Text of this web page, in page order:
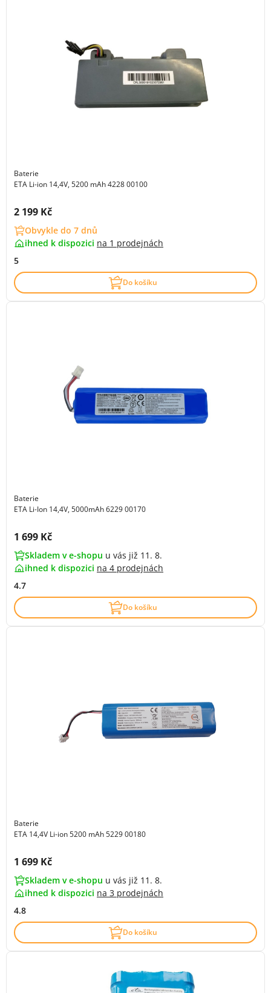
Baterie
ETA Li-ion 14,4V, 5200 mAh 4228 00100
Cena s DPH:
2 199 Kč
Obvykle do 7 dnů
ihned k dispozici na 1 prodejnách
5
Do košíku
Baterie
ETA Li-Ion 14,4V, 5000mAh 6229 00170
Cena s DPH:
1 699 Kč
Skladem v e-shopu u vás již 11. 8.
ihned k dispozici na 4 prodejnách
4.7
Do košíku
Baterie
ETA 14,4V Li-ion 5200 mAh 5229 00180
Cena s DPH:
1 699 Kč
Skladem v e-shopu u vás již 11. 8.
ihned k dispozici na 3 prodejnách
4.8
Do košíku